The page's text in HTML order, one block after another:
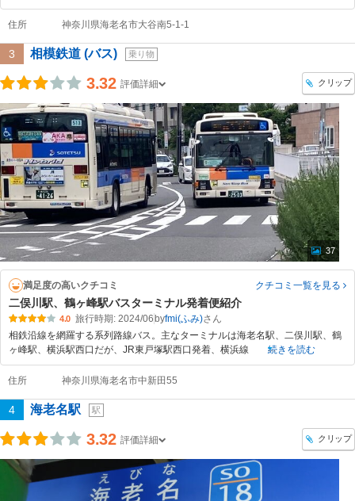
住所 神奈川県海老名市大谷南5-1-1
3 相模鉄道 (バス) 乗り物
3.32 評価詳細 クリップ
37
満足度の高いクチコミ クチコミ一覧を見る
二俣川駅、鶴ヶ峰駅バスターミナル発着便紹介
4.0 旅行時期: 2024/06 byfmi(ふみ)
相鉄沿線を網羅する系列路線バス。主なターミナルは海老名駅、二俣川駅、鶴
ヶ峰駅、横浜駅西口だが、JR東戸塚駅西口発着、横浜線
続きを読む
住所 神奈川県海老名市中新田55
4 海老名駅 駅
3.32 評価詳細 クリップ